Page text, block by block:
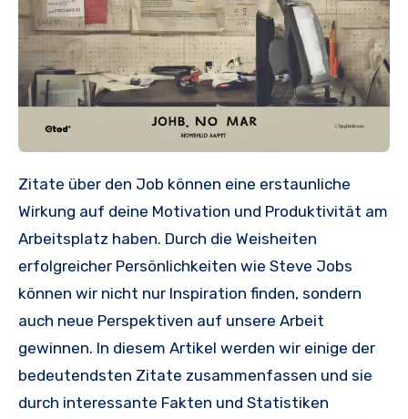
Zitate über den Job können eine erstaunliche
Wirkung auf deine Motivation und Produktivität am
Arbeitsplatz haben. Durch die Weisheiten
erfolgreicher Persönlichkeiten wie Steve Jobs
können wir nicht nur Inspiration finden, sondern
auch neue Perspektiven auf unsere Arbeit
gewinnen. In diesem Artikel werden wir einige der
bedeutendsten Zitate zusammenfassen und sie
durch interessante Fakten und Statistiken